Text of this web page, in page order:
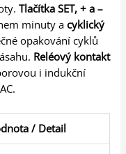
Tlačítka SET, + a –
minuty acyklický
opakování cyklů
Reléový kontakt
i indukční
/ Detail